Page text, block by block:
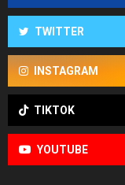
TWITTER
INSTAGRAM
TIKTOK
YOUTUBE